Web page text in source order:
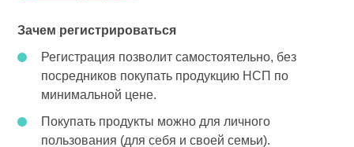
Зачем регистрироваться
Регистрация позволит самостоятельно, без
посредников покупать продукцию НСП по
минимальной цене.
Покупать продукты можно для личного
пользования (для себя и своей семьи).